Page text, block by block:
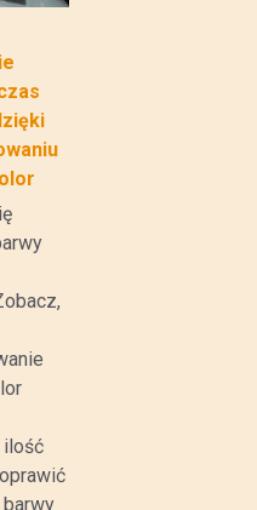
ilość
barwy